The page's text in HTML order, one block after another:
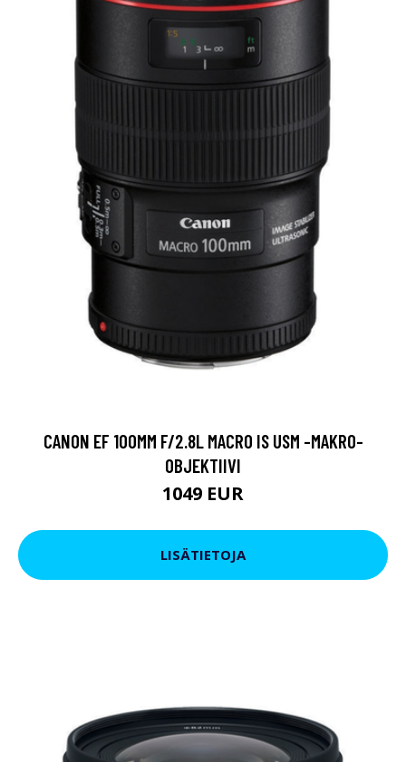
CANON EF 100MM F/2.8L MACRO IS USM -MAKRO-
OBJEKTIIVI
1049 EUR
LISÄTIETOJA